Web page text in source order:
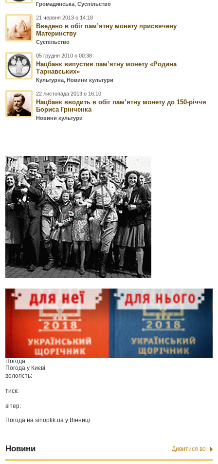
Громадянська,Суспільство
21 червня 2013 о 14:18
Введено в обіг пам’ятну монету присвячену
Материнству
Суспільство
05 грудня 2010 о 00:38
Нацбанк випустив пам’ятну монету «Родина
Тарнавських»
Культурна, Новини культури
22 листопада 2013 о 16:10
Нацбанк вводить в обіг пам’ятну монету до 150-річчя
Бориса Грінченка
Новини культури
Погода
Погода у Києві
вологість:
тиск:
вітер:
Погода наsinoptik.ua у Вінниці
Новини Дивитися всі